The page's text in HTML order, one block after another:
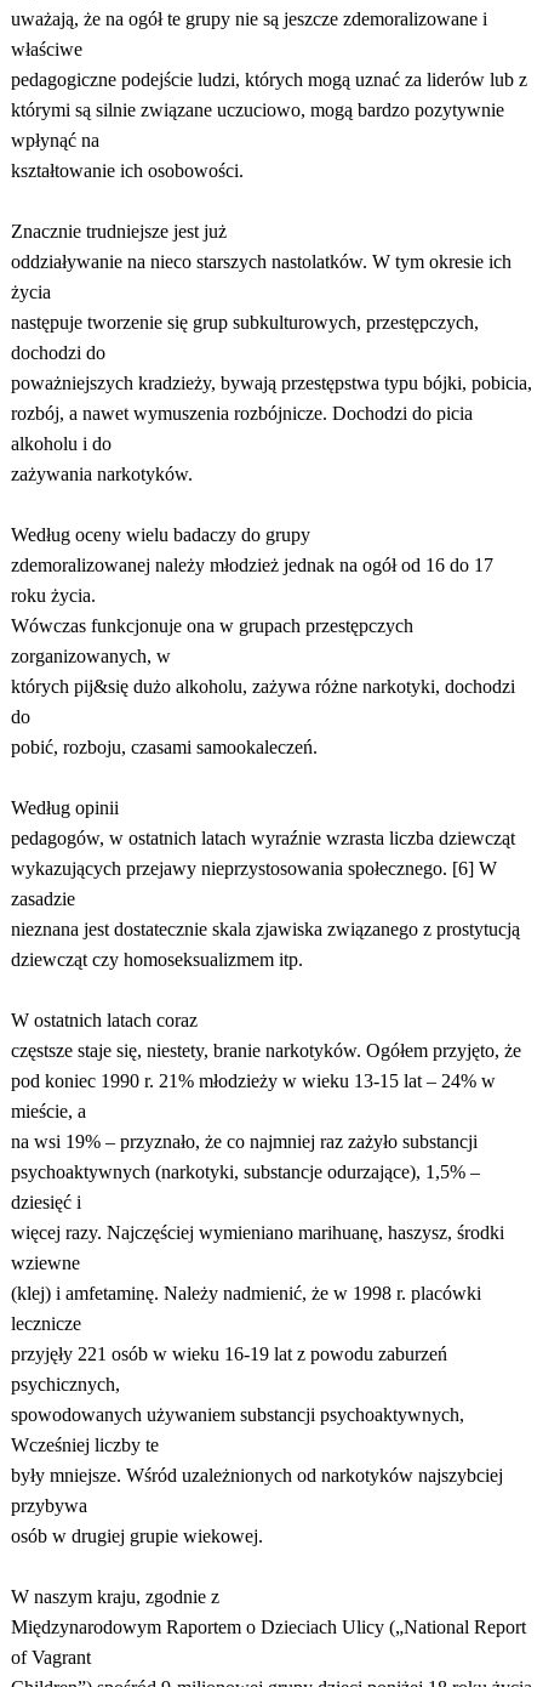
uważają, że na ogół te grupy nie są jeszcze zdemoralizowane i
właściwe
pedagogiczne podejście ludzi, których mogą uznać za liderów lub z
którymi są silnie związane uczuciowo, mogą bardzo pozytywnie
wpłynąć na
kształtowanie ich osobowości.
Znacznie trudniejsze jest już
oddziaływanie na nieco starszych nastolatków. W tym okresie ich
życia
następuje tworzenie się grup subkulturowych, przestępczych,
dochodzi do
poważniejszych kradzieży, bywają przestępstwa typu bójki, pobicia,
rozbój, a nawet wymuszenia rozbójnicze. Dochodzi do picia
alkoholu i do
zażywania narkotyków.
Według oceny wielu badaczy do grupy
zdemoralizowanej należy młodzież jednak na ogół od 16 do 17
roku życia.
Wówczas funkcjonuje ona w grupach przestępczych
zorganizowanych, w
których pij&się dużo alkoholu, zażywa różne narkotyki, dochodzi
do
pobić, rozboju, czasami samookaleczeń.
Według opinii
pedagogów, w ostatnich latach wyraźnie wzrasta liczba dziewcząt
wykazujących przejawy nieprzystosowania społecznego. [6] W
zasadzie
nieznana jest dostatecznie skala zjawiska związanego z prostytucją
dziewcząt czy homoseksualizmem itp.
W ostatnich latach coraz
częstsze staje się, niestety, branie narkotyków. Ogółem przyjęto, że
pod koniec 1990 r. 21% młodzieży w wieku 13-15 lat – 24% w
mieście, a
na wsi 19% – przyznało, że co najmniej raz zażyło substancji
psychoaktywnych (narkotyki, substancje odurzające), 1,5% –
dziesięć i
więcej razy. Najczęściej wymieniano marihuanę, haszysz, środki
wziewne
(klej) i amfetaminę. Należy nadmienić, że w 1998 r. placówki
lecznicze
przyjęły 221 osób w wieku 16-19 lat z powodu zaburzeń
psychicznych,
spowodowanych używaniem substancji psychoaktywnych,
Wcześniej liczby te
były mniejsze. Wśród uzależnionych od narkotyków najszybciej
przybywa
osób w drugiej grupie wiekowej.
W naszym kraju, zgodnie z
Międzynarodowym Raportem o Dzieciach Ulicy („National Report
of Vagrant